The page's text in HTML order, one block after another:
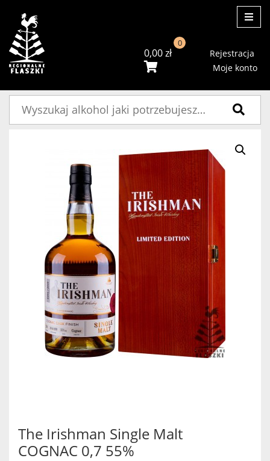
0,00zł
0
Rejestracja
Moje konto
The Irishman Single Malt
COGNAC 0,7 55%